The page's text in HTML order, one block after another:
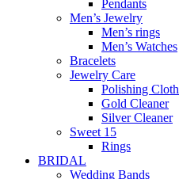
Pendants
Men’s Jewelry
Men’s rings
Men’s Watches
Bracelets
Jewelry Care
Polishing Cloth
Gold Cleaner
Silver Cleaner
Sweet 15
Rings
BRIDAL
Wedding Bands